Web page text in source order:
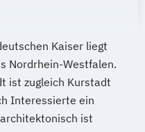
Kaiser liegt
Nordrhein-Westfalen.
ist zugleich Kurstadt
Interessierte ein
ist